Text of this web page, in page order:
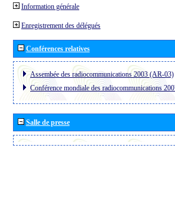
Information générale
Enregistrement des délégués
Conférences relatives
Assembée des radiocommunications 2003 (AR-03)
Conférence mondiale des radiocommunications
Salle de presse